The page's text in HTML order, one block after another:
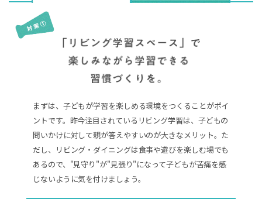
まずは、子どもが学習を楽しめる環境をつくることがポイ
ントです。昨今注目されているリビング学習は、子どもの
問いかけに対して親が答えやすいのが大きなメリット。た
だし、リビング・ダイニングは食事や遊びを楽しむ場でも
あるので、"見守り"が"見張り"になって子どもが苦痛を感
じないように気を付けましょう。